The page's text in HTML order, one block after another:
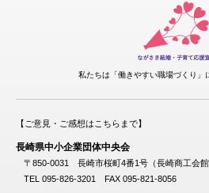
私たちは「働きやすい職場づくり」
【ご意見・ご感想はこちらまで】
長崎県中小企業団体中央会
〒850-0031 長崎市桜町4番1号（長崎商工会館
TEL 095-826-3201 FAX 095-821-8056